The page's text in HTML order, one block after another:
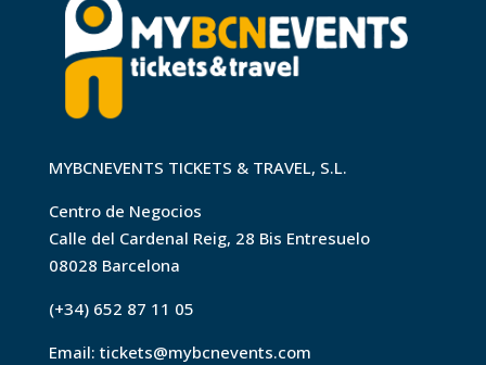
MYBCNEVENTS TICKETS & TRAVEL, S.L.
Centro de Negocios
Calle del Cardenal Reig, 28 Bis Entresuelo
08028 Barcelona
(+34) 652 87 11 05
Email: tickets@mybcnevents.com